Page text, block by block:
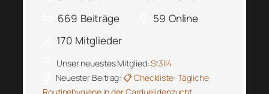
669 Beiträge 59 Online
170 Mitglieder
Unser neuestes Mitglied:St3ll4
Neuester Beitrag:📋 Checkliste: Tägliche